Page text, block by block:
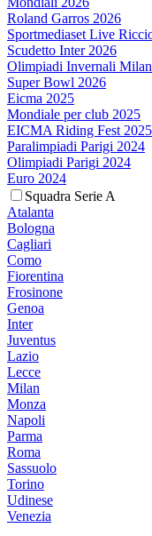
Roland Garros 2026
Sportmediaset Live
Scudetto Inter 2026
Olimpiadi Invernali
Super Bowl 2026
Eicma 2025
Mondiale per club 2025
EICMA Riding Fest 2025
Paralimpiadi Parigi 2024
Olimpiadi Parigi 2024
Euro 2024
Squadra Serie A
Atalanta
Bologna
Cagliari
Como
Fiorentina
Frosinone
Genoa
Inter
Juventus
Lazio
Lecce
Milan
Monza
Napoli
Parma
Roma
Sassuolo
Torino
Udinese
Venezia